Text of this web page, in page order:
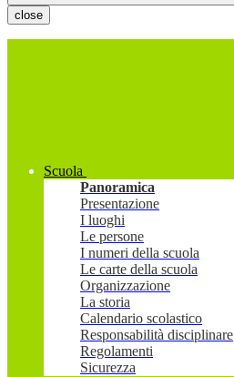
close
Scuola
Panoramica
Presentazione
I luoghi
Le persone
I numeri della scuola
Le carte della scuola
Organizzazione
La storia
Calendario scolastico
Responsabilità disciplinare
Regolamenti
Sicurezza